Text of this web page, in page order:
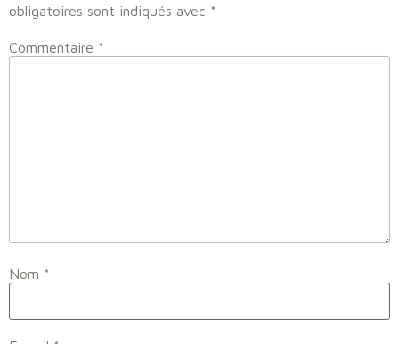
obligatoires sont indiqués avec *
Commentaire *
Nom *